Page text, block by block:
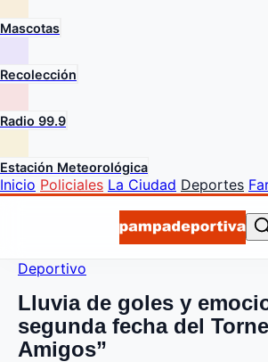
Mascotas
Recolección
Radio 99.9
Estación Meteorológica
Inicio Policiales La Ciudad Deportes
Deportivo
Lluvia de goles y
segunda fecha del
Amigos”